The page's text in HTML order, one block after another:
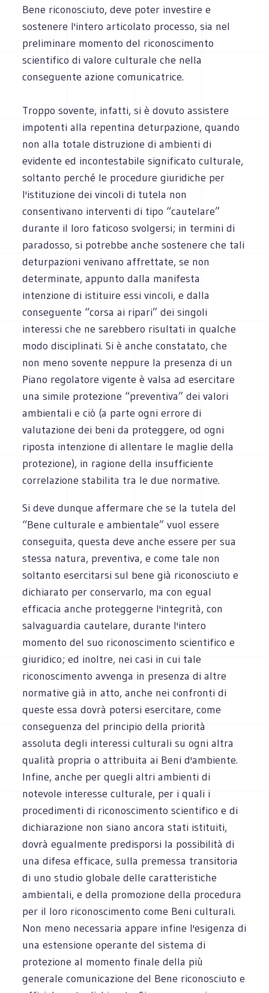
Bene riconosciuto, deve poter investire e
sostenere l'intero articolato processo, sia nel
preliminare momento del riconoscimento
scientifico di valore culturale che nella
conseguente azione comunicatrice.
Troppo sovente, infatti, si è dovuto assistere
impotenti alla repentina deturpazione, quando
non alla totale distruzione di ambienti di
evidente ed incontestabile significato culturale,
soltanto perché le procedure giuridiche per
l'istituzione dei vincoli di tutela non
consentivano interventi di tipo “cautelare”
durante il loro faticoso svolgersi; in termini di
paradosso, si potrebbe anche sostenere che tali
deturpazioni venivano affrettate, se non
determinate, appunto dalla manifesta
intenzione di istituire essi vincoli, e dalla
conseguente “corsa ai ripari” dei singoli
interessi che ne sarebbero risultati in qualche
modo disciplinati. Si è anche constatato, che
non meno sovente neppure la presenza di un
Piano regolatore vigente è valsa ad esercitare
una simile protezione “preventiva” dei valori
ambientali e ciò (a parte ogni errore di
valutazione dei beni da proteggere, od ogni
riposta intenzione di allentare le maglie della
protezione), in ragione della insufficiente
correlazione stabilita tra le due normative.
Si deve dunque affermare che se la tutela del
“Bene culturale e ambientale” vuol essere
conseguita, questa deve anche essere per sua
stessa natura, preventiva, e come tale non
soltanto esercitarsi sul bene già riconosciuto e
dichiarato per conservarlo, ma con egual
efficacia anche proteggerne l'integrità, con
salvaguardia cautelare, durante l'intero
momento del suo riconoscimento scientifico e
giuridico; ed inoltre, nei casi in cui tale
riconoscimento avvenga in presenza di altre
normative già in atto, anche nei confronti di
queste essa dovrà potersi esercitare, come
conseguenza del principio della priorità
assoluta degli interessi culturali su ogni altra
qualità propria o attribuita ai Beni d'ambiente.
Infine, anche per quegli altri ambienti di
notevole interesse culturale, per i quali i
procedimenti di riconoscimento scientifico e di
dichiarazione non siano ancora stati istituiti,
dovrà egualmente predisporsi la possibilità di
una difesa efficace, sulla premessa transitoria
di uno studio globale delle caratteristiche
ambientali, e della promozione della procedura
per il loro riconoscimento come Beni culturali.
Non meno necessaria appare infine l'esigenza di
una estensione operante del sistema di
protezione al momento finale della più
generale comunicazione del Bene riconosciuto e